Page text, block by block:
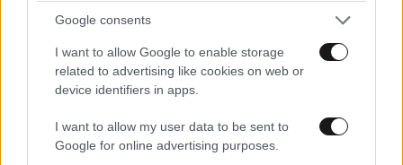
Google consents
I want to allow Google to enable storage
related to advertising like cookies on web or
device identifiers in apps.
I want to allow my user data to be sent to
Google for online advertising purposes.
Αυτό είναι το λιγότερο. Το τραγικό γεγονός είναι πως
με τη Νέα Δημοκρατία οι Έλληνες θα αφανιστούν.